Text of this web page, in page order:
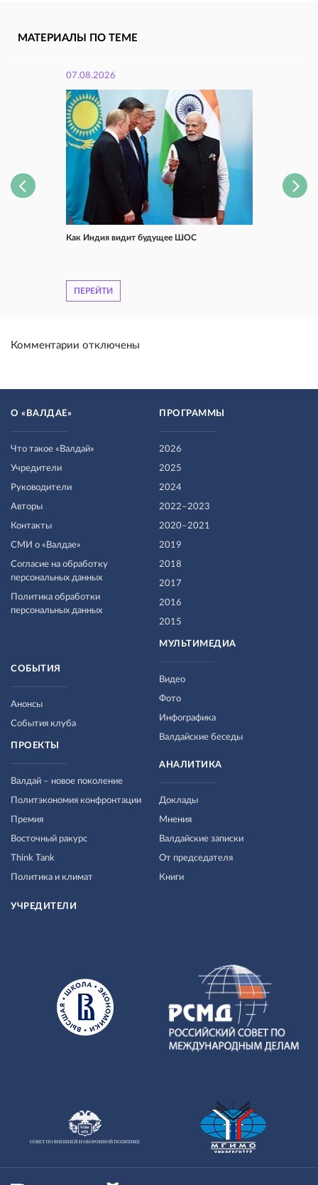
МАТЕРИАЛЫ ПО ТЕМЕ
07.08.2026
Как Индия видит будущее ШОС
ПЕРЕЙТИ
Комментарии отключены
О «ВАЛДАЕ»
Что такое «Валдай»
Учредители
Руководители
Авторы
Контакты
СМИ о «Валдае»
Согласие на обработку
персональных данных
Политика обработки
персональных данных
ПРОГРАММЫ
2026
2025
2024
2022–2023
2020–2021
2019
2018
2017
2016
2015
МУЛЬТИМЕДИА
Видео
Фото
Инфографика
Валдайские беседы
СОБЫТИЯ
Анонсы
События клуба
ПРОЕКТЫ
Валдай – новое поколение
Политэкономия конфронтации
Премия
Восточный ракурс
Think Tank
Политика и климат
АНАЛИТИКА
Доклады
Мнения
Валдайские записки
От председателя
Книги
УЧРЕДИТЕЛИ